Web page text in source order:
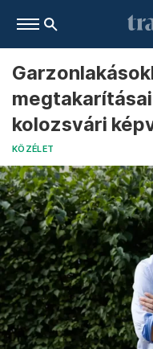
kolozsvári
KÖZÉLET